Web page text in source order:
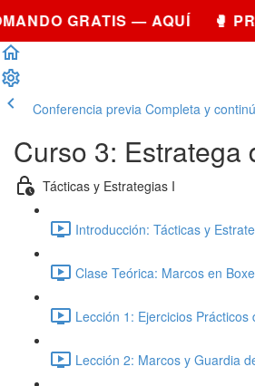
GRATIS — AQUÍ 🥊
Conferencia previa Completa y
Curso 3: Estratega
Tácticas y Estrategias I
Introducción: Tácticas y
Clase Teórica: Marcos en
Lección 1: Ejercicios
Lección 2: Marcos y Guardia